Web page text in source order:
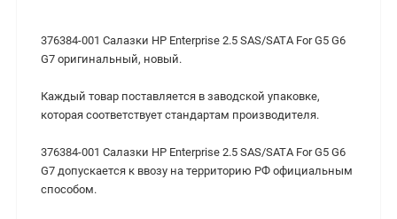
376384-001 Салазки HP Enterprise 2.5 SAS/SATA For G5 G6
G7 оригинальный, новый.
Каждый товар поставляется в заводской упаковке,
которая соответствует стандартам производителя.
376384-001 Салазки HP Enterprise 2.5 SAS/SATA For G5 G6
G7 допускается к ввозу на территорию РФ официальным
способом.